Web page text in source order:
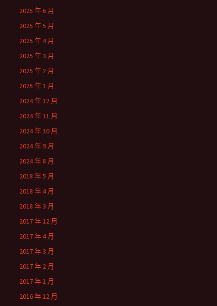
2025 年 6 月
2025 年 5 月
2025 年 4 月
2025 年 3 月
2025 年 2 月
2025 年 1 月
2024 年 12 月
2024 年 11 月
2024 年 10 月
2024 年 9 月
2024 年 8 月
2018 年 5 月
2018 年 4 月
2018 年 3 月
2017 年 12 月
2017 年 4 月
2017 年 3 月
2017 年 2 月
2017 年 1 月
2016 年 12 月